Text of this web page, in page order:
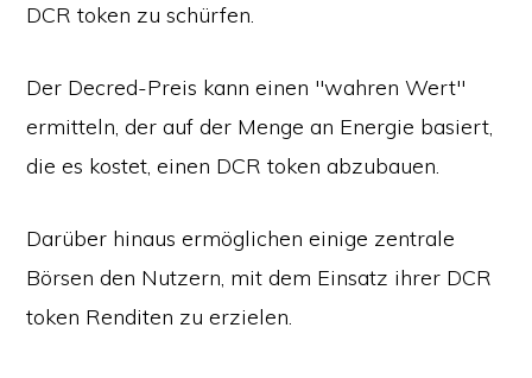
DCR token zu schürfen.
Der Decred-Preis kann einen "wahren Wert"
ermitteln, der auf der Menge an Energie basiert,
die es kostet, einen DCR token abzubauen.
Darüber hinaus ermöglichen einige zentrale
Börsen den Nutzern, mit dem Einsatz ihrer DCR
token Renditen zu erzielen.